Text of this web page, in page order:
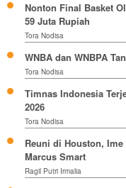
Nonton Final Basket
59 Juta Rupiah
Tora Nodisa
WNBA dan WNBPA
Tora Nodisa
Timnas Indonesia
2026
Tora Nodisa
Reuni di Houston,
Marcus Smart
Ragil Putri Irmalia